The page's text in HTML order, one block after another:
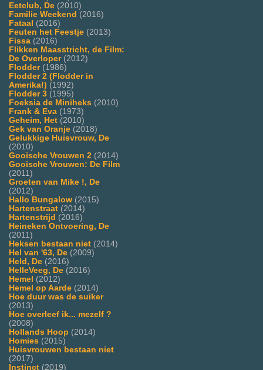
Eetclub, De (2010)
Familie Weekend (2016)
Fataal (2016)
Feuten het Feestje (2013)
Fissa (2016)
Flikken Maasstricht, de Film:
De Overloper(2012)
Flodder(1986)
Flodder 2 (Flodder in
Amerika!) (1992)
Flodder 3 (1995)
Foeksia de Miniheks (2010)
Frank & Eva (1973)
Geheim, Het (2010)
Gek van Oranje (2018)
Gelukkige Huisvrouw, De
(2010)
Gooische Vrouwen 2 (2014)
Gooische Vrouwen: De Film
(2011)
Groeten van Mike !, De
(2012)
Hallo Bungalow (2015)
Hartenstraat (2014)
Hartenstrijd (2016)
Heineken Ontvoering, De
(2011)
Heksen bestaan niet (2014)
Hel van '63, De (2009)
Held, De (2016)
HelleVeeg, De (2016)
Hemel (2012)
Hemel op Aarde (2014)
Hoe duur was de suiker
(2013)
Hoe overleef ik... mezelf ?
(2008)
Hollands Hoop (2014)
Homies (2015)
Huisvrouwen bestaan niet
(2017)
Instinct (2019)